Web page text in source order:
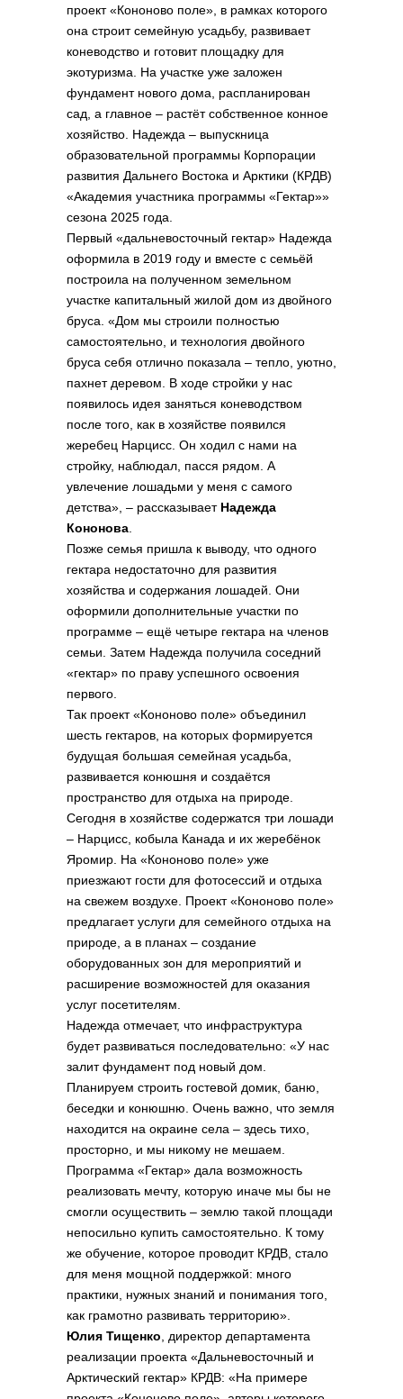
проект «Кононово поле», в рамках которого
она строит семейную усадьбу, развивает
коневодство и готовит площадку для
экотуризма. На участке уже заложен
фундамент нового дома, распланирован
сад, а главное – растёт собственное конное
хозяйство. Надежда – выпускница
образовательной программы Корпорации
развития Дальнего Востока и Арктики (КРДВ)
«Академия участника программы «Гектар»»
сезона 2025 года.
Первый «дальневосточный гектар» Надежда
оформила в 2019 году и вместе с семьёй
построила на полученном земельном
участке капитальный жилой дом из двойного
бруса. «Дом мы строили полностью
самостоятельно, и технология двойного
бруса себя отлично показала – тепло, уютно,
пахнет деревом. В ходе стройки у нас
появилось идея заняться коневодством
после того, как в хозяйстве появился
жеребец Нарцисс. Он ходил с нами на
стройку, наблюдал, пасся рядом. А
увлечение лошадьми у меня с самого
детства», – рассказывает Надежда
Кононова
Позже семья пришла к выводу, что одного
гектара недостаточно для развития
хозяйства и содержания лошадей. Они
оформили дополнительные участки по
программе – ещё четыре гектара на членов
семьи. Затем Надежда получила соседний
«гектар» по праву успешного освоения
первого.
Так проект «Кононово поле» объединил
шесть гектаров, на которых формируется
будущая большая семейная усадьба,
развивается конюшня и создаётся
пространство для отдыха на природе.
Сегодня в хозяйстве содержатся три лошади
– Нарцисс, кобыла Канада и их жеребёнок
Яромир. На «Кононово поле» уже
приезжают гости для фотосессий и отдыха
на свежем воздухе. Проект «Кононово поле»
предлагает услуги для семейного отдыха на
природе, а в планах – создание
оборудованных зон для мероприятий и
расширение возможностей для оказания
услуг посетителям.
Надежда отмечает, что инфраструктура
будет развиваться последовательно: «У нас
залит фундамент под новый дом.
Планируем строить гостевой домик, баню,
беседки и конюшню. Очень важно, что земля
находится на окраине села – здесь тихо,
просторно, и мы никому не мешаем.
Программа «Гектар» дала возможность
реализовать мечту, которую иначе мы бы не
смогли осуществить – землю такой площади
непосильно купить самостоятельно. К тому
же обучение, которое проводит КРДВ, стало
для меня мощной поддержкой: много
практики, нужных знаний и понимания того,
как грамотно развивать территорию».
Юлия Тищенко , директор департамента
реализации проекта «Дальневосточный и
Арктический гектар» КРДВ: «На примере